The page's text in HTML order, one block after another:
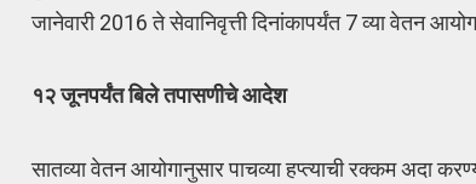
जानेवारी 2016 ते सेवानिवृत्ती दिनांकापर्यंत 7 व्या वेतन
१२ जूनपर्यंत बिले तपासणीचे आदेश
सातव्या वेतन आयोगानुसार पाचव्या हप्त्याची रक्कम अदा